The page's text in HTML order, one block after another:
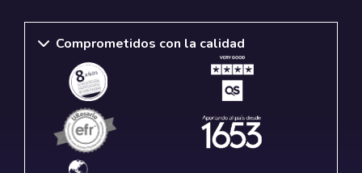
Comprometidos con la calidad